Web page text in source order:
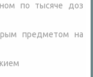
по тысяче доз
предметом на